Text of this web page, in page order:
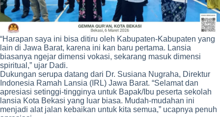
“Harapan saya ini bisa ditiru oleh Kabupaten-Kabupaten yang
lain di Jawa Barat, karena ini kan baru pertama. Lansia
biasanya ngejar dimensi vokasi, sekarang masuk dimensi
spiritual,” ujar Dadi.
Dukungan serupa datang dari Dr. Susiana Nugraha, Direktur
Indonesia Ramah Lansia (IRL) Jawa Barat. “Selamat dan
apresiasi setinggi-tingginya untuk Bapak/Ibu peserta sekolah
lansia Kota Bekasi yang luar biasa. Mudah-mudahan ini
menjadi alat jalan kebaikan untuk kita semua,” ucapnya penuh